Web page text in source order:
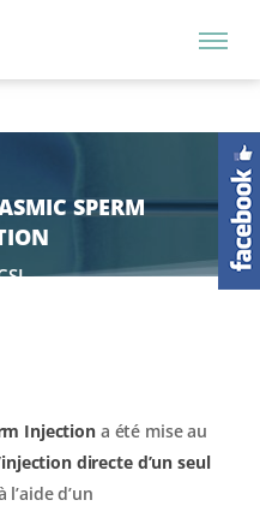
SPERM
-
Injectiona été mise au
directe d’un seul
l’aide d’un